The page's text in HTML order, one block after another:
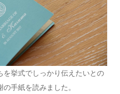
挙式でしっかり伝えたいとの
手紙を読みました。